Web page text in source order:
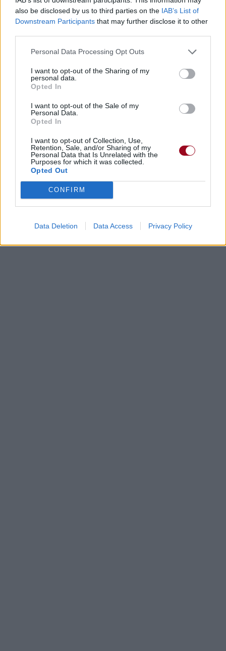
also be disclosed by us to third parties on the IAB’s List of
Downstream Participants that may further disclose it to other
Personal Data Processing Opt Outs
I want to opt-out of the Sharing of my
personal data.
Opted In
I want to opt-out of the Sale of my
Personal Data.
Opted In
I want to opt-out of Collection, Use,
Retention, Sale, and/or Sharing of my
Personal Data that Is Unrelated with the
Purposes for which it was collected.
Opted Out
CONFIRM
Data Deletion Data Access Privacy Policy